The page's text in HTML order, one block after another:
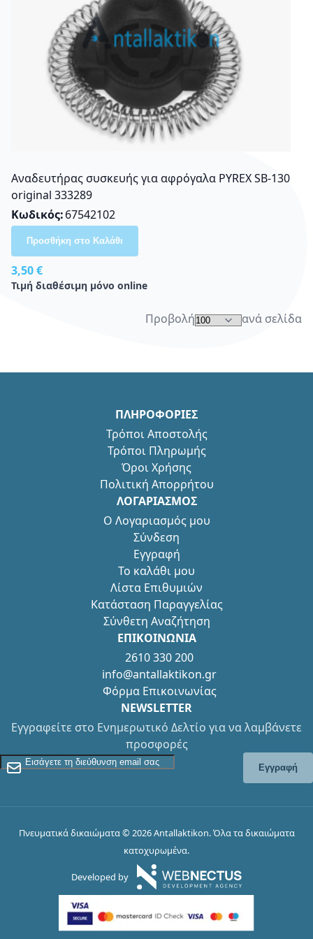
Αναδευτήρας συσκευής για αφρόγαλα PYREX SB-130
original 333289
Κωδικός 67542102
3,50 €
Τιμή διαθέσιμη μόνο online
Προσθήκη στο Καλάθι
Προβολή ανά σελίδα
ΠΛΗΡΟΦΟΡΙΕΣ
Τρόποι Αποστολής
Τρόποι Πληρωμής
Όροι Χρήσης
Πολιτική Απορρήτου
ΛΟΓΑΡΙΑΣΜΟΣ
Ο Λογαριασμός μου
Σύνδεση
Εγγραφή
Το καλάθι μου
Λίστα Επιθυμιών
Κατάσταση Παραγγελίας
Σύνθετη Αναζήτηση
ΕΠΙΚΟΙΝΩΝΙΑ
2610 330 200
info@antallaktikon.gr
Φόρμα Επικοινωνίας
NEWSLETTER
Εγγραφείτε στο Ενημερωτικό Δελτίο για να λαμβάνετε
προσφορές
Εγγραφείτε στο Newsletter
Εγγραφή
Πνευματικά δικαιώματα © 2026 Antallaktikon. Όλα τα δικαιώματα
κατοχυρωμένα.
Developed by